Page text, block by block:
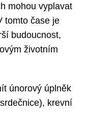
mohou vyplavat
tomto čase je
budoucnost,
životním
únorový úplněk
krevní